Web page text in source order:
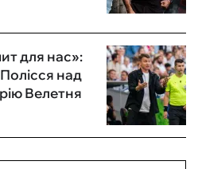
для нас»:
над
Велетня